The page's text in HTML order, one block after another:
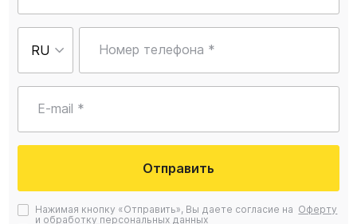
Номер телефона *
E-mail *
Отправить
Нажимая кнопку «Отправить», Вы даете согласие на Оферту
и обработку персональных данных